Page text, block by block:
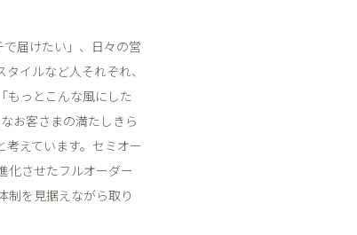
で届けたい」、日々の営
イルなど人それぞれ、
もっとこんな風にした
お客さまの満たしきら
えています。セミオー
化させたフルオーダー
制を見据えながら取り